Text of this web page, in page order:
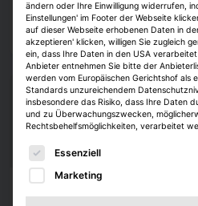
Janina Stadel, erstellt mit IZ KI 6. August
ändern oder Ihre Einwilligung widerrufen,
Einstellungen' im Footer der Webseite
auf dieser Webseite erhobenen Daten in
akzeptieren' klicken, willigen Sie zugleich
ein, dass Ihre Daten in den USA
Anbieter entnehmen Sie bitte der
werden vom Europäischen Gerichtshof als
Standards unzureichendem
insbesondere das Risiko, dass Ihre Daten
und zu Überwachungszwecken,
Rechtsbehelfsmöglichkeiten, verarbeitet
Es folgt eine Liste der
Essenziell
Marketing